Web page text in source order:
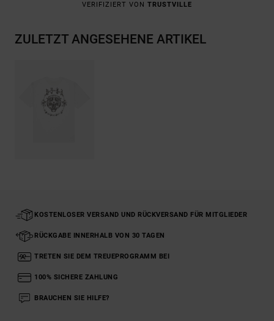
VERIFIZIERT VON TRUSTVILLE
ZULETZT ANGESEHENE ARTIKEL
KOSTENLOSER VERSAND UND RÜCKVERSAND FÜR MITGLIEDER
RÜCKGABE INNERHALB VON 30 TAGEN
TRETEN SIE DEM TREUEPROGRAMM BEI
100% SICHERE ZAHLUNG
BRAUCHEN SIE HILFE?